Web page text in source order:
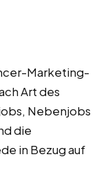
Marketing-
Art des
Nebenjobs
die
in Bezug auf